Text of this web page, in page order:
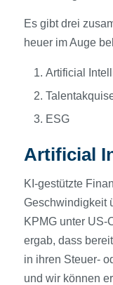
Es gibt drei
heuer im Auge
Artificial
ESG
Artificial
KI-gestützte
Geschwindigkeit
KPMG unter US-
ergab, dass
in ihren Steuer-
und wir können